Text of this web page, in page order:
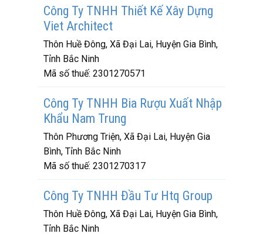
Công Ty TNHH Thiết Kế Xây Dựng
Viet Architect
Thôn Huề Đông, Xã Đại Lai, Huyện Gia Bình,
Tỉnh Bắc Ninh
Mã số thuế: 2301270571
Công Ty TNHH Bia Rượu Xuất Nhập
Khẩu Nam Trung
Thôn Phương Triện, Xã Đại Lai, Huyện Gia
Bình, Tỉnh Bắc Ninh
Mã số thuế: 2301270317
Công Ty TNHH Đầu Tư Htq Group
Thôn Huề Đông, Xã Đại Lai, Huyện Gia Bình,
Tỉnh Bắc Ninh